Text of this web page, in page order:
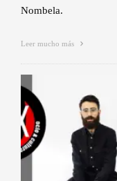
Nombela.
Leer mucho más